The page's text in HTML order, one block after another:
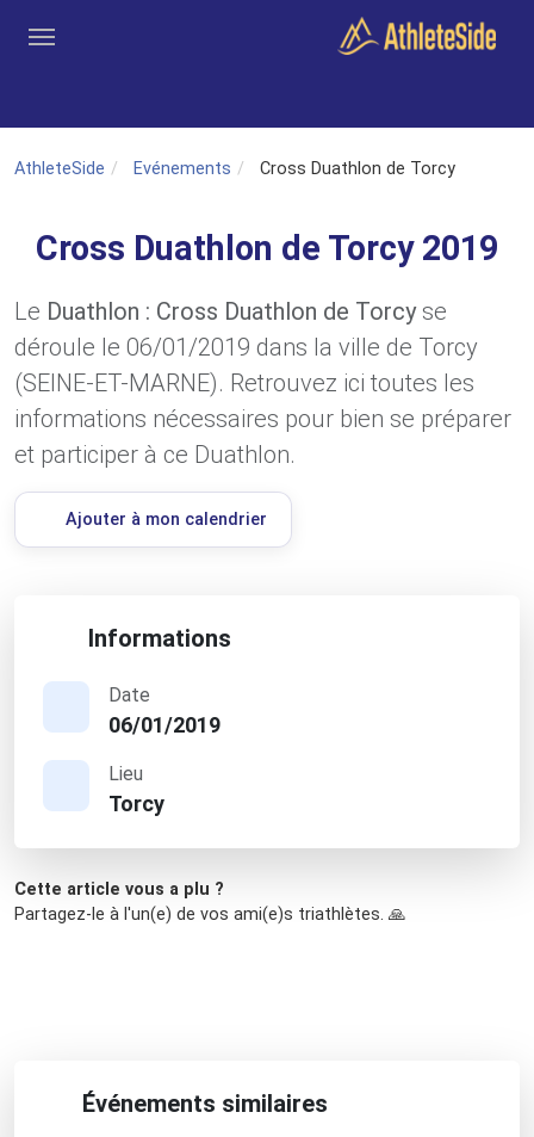
AthleteSide Evénements Cross Duathlon de Torcy
Cross Duathlon de Torcy 2019
Le Duathlon : Cross Duathlon de Torcyse
déroule le 06/01/2019 dans la ville de Torcy
(SEINE-ET-MARNE). Retrouvez ici toutes les
informations nécessaires pour bien se préparer
et participer à ce Duathlon.
Ajouter à mon calendrier
Informations
Date
06/01/2019
Lieu
Torcy
Cette article vous a plu ?
Partagez-le à l'un(e) de vos ami(e)s triathlètes. 🙏
Événements similaires